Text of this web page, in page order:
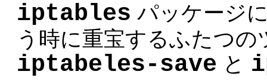
iptables パッケージ
う時に重宝するふたつ
iptabeles-save と